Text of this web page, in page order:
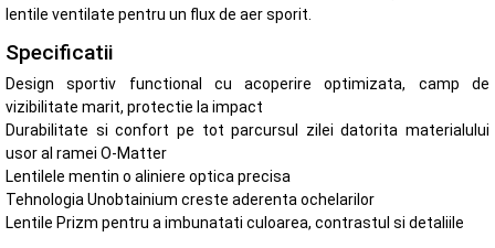
lentile ventilate pentru un flux de aer sporit.
Specificatii
Design sportiv functional cu acoperire optimizata, camp de
vizibilitate marit, protectie la impact
Durabilitate si confort pe tot parcursul zilei datorita materialului
usor al ramei O-Matter
Lentilele mentin o aliniere optica precisa
Tehnologia Unobtainium creste aderenta ochelarilor
Lentile Prizm pentru a imbunatati culoarea, contrastul si detaliile